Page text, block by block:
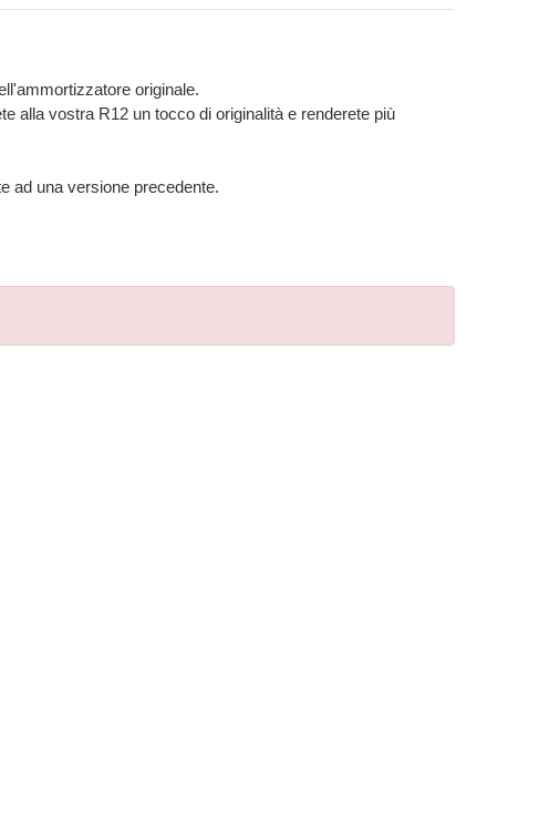
originale.
alla vostra R12 un tocco di originalità e renderete più
ad una versione precedente.